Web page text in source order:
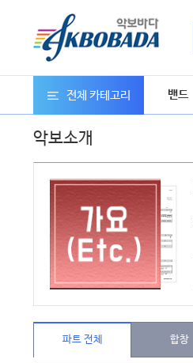
전체 카테고리 밴드
악보소개
파트 전체 합창